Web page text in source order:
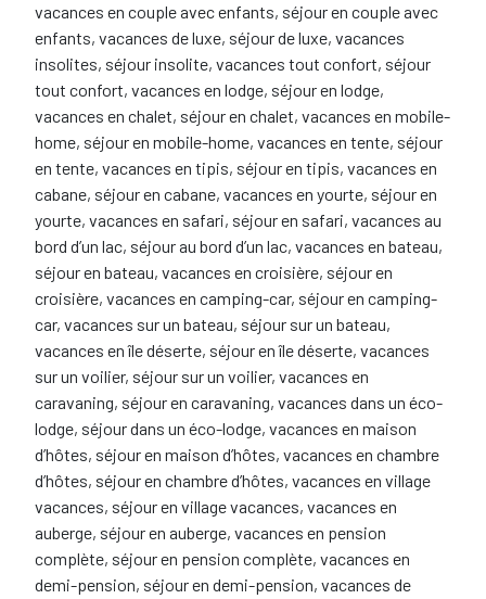
vacances en couple avec enfants, séjour en couple avec
enfants, vacances de luxe, séjour de luxe, vacances
insolites, séjour insolite, vacances tout confort, séjour
tout confort, vacances en lodge, séjour en lodge,
vacances en chalet, séjour en chalet, vacances en mobile-
home, séjour en mobile-home, vacances en tente, séjour
en tente, vacances en tipis, séjour en tipis, vacances en
cabane, séjour en cabane, vacances en yourte, séjour en
yourte, vacances en safari, séjour en safari, vacances au
bord d’un lac, séjour au bord d’un lac, vacances en bateau,
séjour en bateau, vacances en croisière, séjour en
croisière, vacances en camping-car, séjour en camping-
car, vacances sur un bateau, séjour sur un bateau,
vacances en île déserte, séjour en île déserte, vacances
sur un voilier, séjour sur un voilier, vacances en
caravaning, séjour en caravaning, vacances dans un éco-
lodge, séjour dans un éco-lodge, vacances en maison
d’hôtes, séjour en maison d’hôtes, vacances en chambre
d’hôtes, séjour en chambre d’hôtes, vacances en village
vacances, séjour en village vacances, vacances en
auberge, séjour en auberge, vacances en pension
complète, séjour en pension complète, vacances en
demi-pension, séjour en demi-pension, vacances de